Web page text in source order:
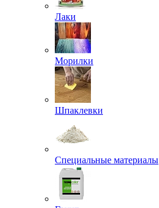
Лаки
Морилки
Шпаклевки
Специальные материалы